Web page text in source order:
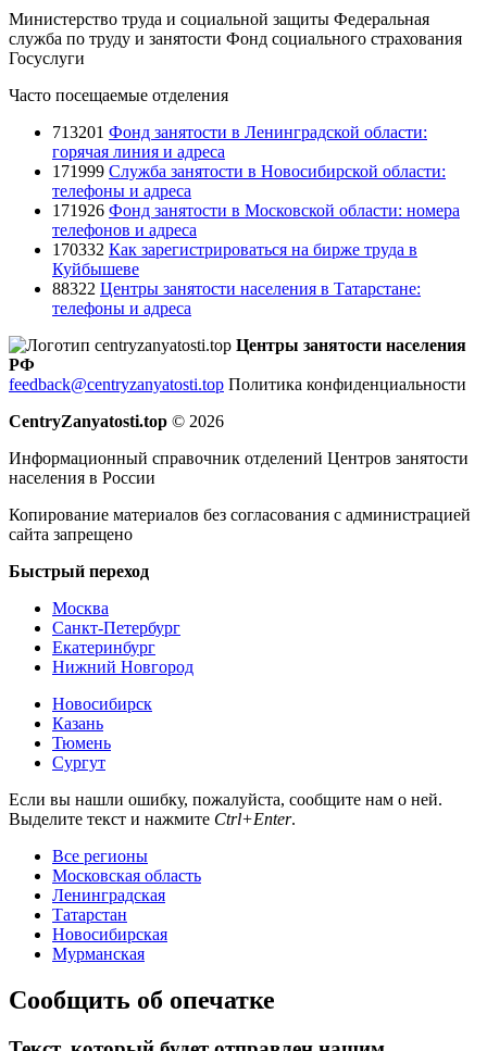
Министерство труда и социальной защиты Федеральная
служба по труду и занятости Фонд социального страхования
Госуслуги
Часто посещаемые отделения
713201 Фонд занятости в Ленинградской области:
горячая линия и адреса
171999 Служба занятости в Новосибирской области:
телефоны и адреса
171926 Фонд занятости в Московской области: номера
телефонов и адреса
170332 Как зарегистрироваться на бирже труда в
Куйбышеве
88322 Центры занятости населения в Татарстане:
телефоны и адреса
Центры занятости населения
РФ
feedback@centryzanyatosti.top Политика конфиденциальности
CentryZanyatosti.top © 2026
Информационный справочник отделений Центров занятости
населения в России
Копирование материалов без согласования с администрацией
сайта запрещено
Быстрый переход
Москва
Санкт-Петербург
Екатеринбург
Нижний Новгород
Новосибирск
Казань
Тюмень
Сургут
Если вы нашли ошибку, пожалуйста, сообщите нам о ней.
Выделите текст и нажмите Ctrl+Enter.
Все регионы
Московская область
Ленинградская
Татарстан
Новосибирская
Мурманская
Сообщить об опечатке